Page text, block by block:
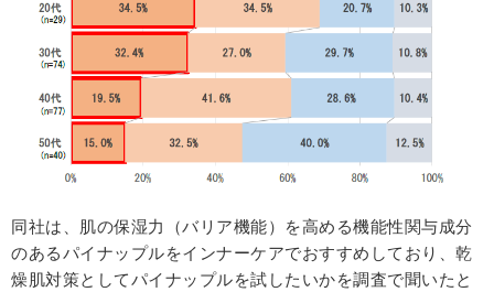
同社は、肌の保湿力（バリア機能）を高める機能性関与成分
のあるパイナップルをインナーケアでおすすめしており、乾
燥肌対策としてパイナップルを試したいかを調査で聞いたと